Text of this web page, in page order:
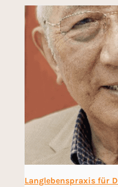
Langlebenspraxis für